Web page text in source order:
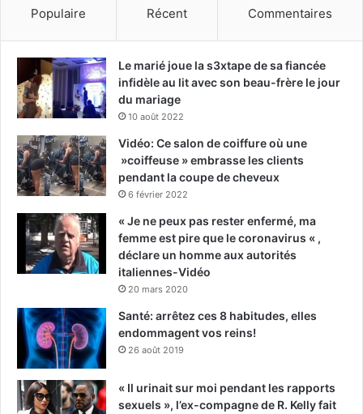
Populaire Récent Commentaires
Le marié joue la s3xtape de sa fiancée
infidèle au lit avec son beau-frère le jour
du mariage
10 août 2022
Vidéo: Ce salon de coiffure où une
»coiffeuse » embrasse les clients
pendant la coupe de cheveux
6 février 2022
« Je ne peux pas rester enfermé, ma
femme est pire que le coronavirus « ,
déclare un homme aux autorités
italiennes-Vidéo
20 mars 2020
Santé: arrêtez ces 8 habitudes, elles
endommagent vos reins!
26 août 2019
« Il urinait sur moi pendant les rapports
sexuels », l’ex-compagne de R. Kelly fait